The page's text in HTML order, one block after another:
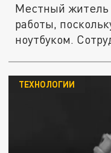
Местный житель
работы,
ноутбуком.
ТЕХНОЛОГИИ